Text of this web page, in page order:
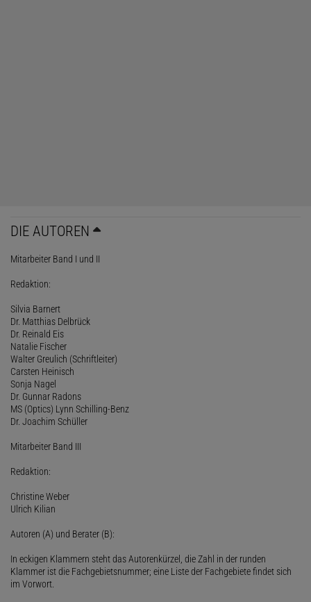
DIE AUTOREN
Mitarbeiter Band I und II
Redaktion:
Silvia Barnert
Dr. Matthias Delbrück
Dr. Reinald Eis
Natalie Fischer
Walter Greulich (Schriftleiter)
Carsten Heinisch
Sonja Nagel
Dr. Gunnar Radons
MS (Optics) Lynn Schilling-Benz
Dr. Joachim Schüller
Mitarbeiter Band III
Redaktion:
Christine Weber
Ulrich Kilian
Autoren (A) und Berater (B):
In eckigen Klammern steht das Autorenkürzel, die Zahl in der runden
Klammer ist die Fachgebietsnummer; eine Liste der Fachgebiete findet sich
im Vorwort.